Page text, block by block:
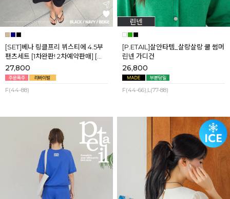
[SET]베나 링클프리 뷔스티에 4.5부
팬츠세트 [1차완판! 2차예약판매] [네
이비,블랙] 8월셋째주 순차배송
27,800
F(44-88)
[P.ETAIL]살안타템_살랑살랑 쿨 썸머
린넨 가디건
26,800
F(44-66),L(77-88)